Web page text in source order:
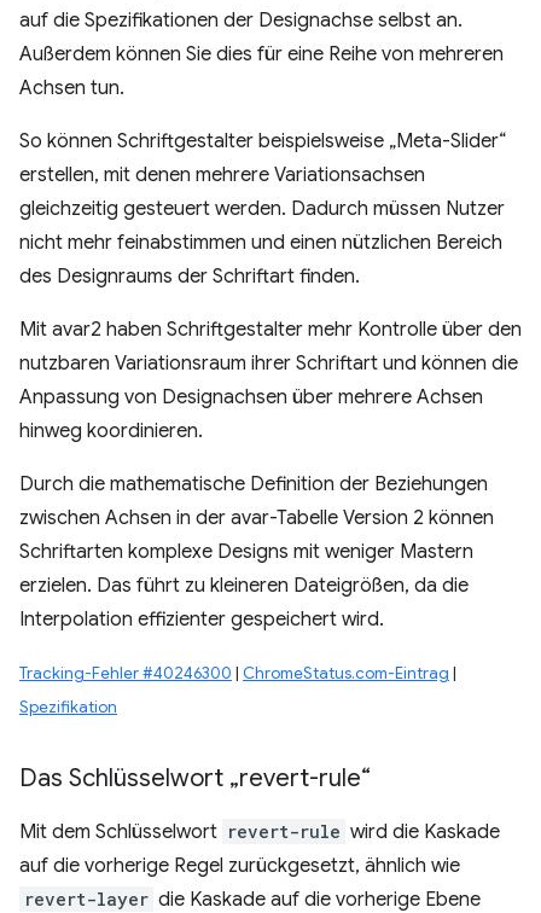
auf die Spezifikationen der Designachse selbst an.
Außerdem können Sie dies für eine Reihe von mehreren
Achsen tun.
So können Schriftgestalter beispielsweise „Meta-Slider“
erstellen, mit denen mehrere Variationsachsen
gleichzeitig gesteuert werden. Dadurch müssen Nutzer
nicht mehr feinabstimmen und einen nützlichen Bereich
des Designraums der Schriftart finden.
Mit avar2 haben Schriftgestalter mehr Kontrolle über den
nutzbaren Variationsraum ihrer Schriftart und können die
Anpassung von Designachsen über mehrere Achsen
hinweg koordinieren.
Durch die mathematische Definition der Beziehungen
zwischen Achsen in der avar-Tabelle Version 2 können
Schriftarten komplexe Designs mit weniger Mastern
erzielen. Das führt zu kleineren Dateigrößen, da die
Interpolation effizienter gespeichert wird.
Tracking-Fehler #40246300 | ChromeStatus.com-Eintrag |
Spezifikation
Das Schlüsselwort „revert-rule“
Mit dem Schlüsselwort revert-rule wird die Kaskade
auf die vorherige Regel zurückgesetzt, ähnlich wie
revert-layer die Kaskade auf die vorherige Ebene